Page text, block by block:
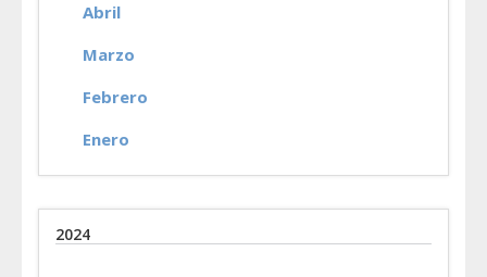
Abril
Marzo
Febrero
Enero
2024